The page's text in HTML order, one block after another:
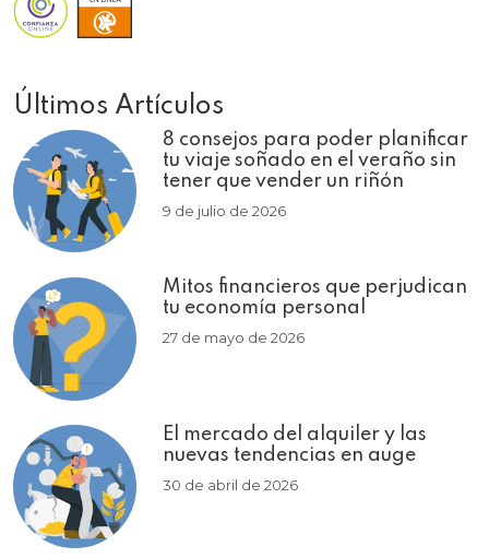
Últimos Artículos
8 consejos para poder planificar
tu viaje soñado en el veraño sin
tener que vender un riñón
9 de julio de 2026
Mitos financieros que perjudican
tu economía personal
27 de mayo de 2026
El mercado del alquiler y las
nuevas tendencias en auge
30 de abril de 2026